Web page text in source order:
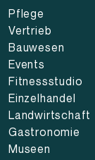
Pflege
Vertrieb
Bauwesen
Events
Fitnessstudio
Einzelhandel
Landwirtschaft
Gastronomie
Museen